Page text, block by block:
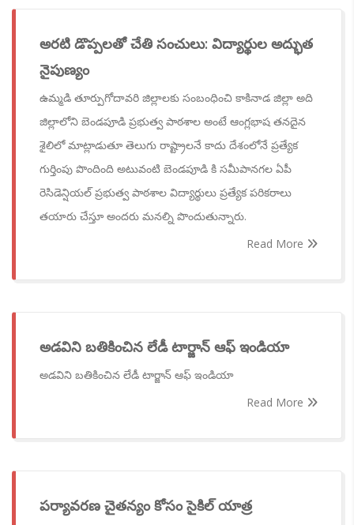
అరటి డొప్పలతో చేతి సంచులు: విద్యార్థుల అద్భుత
నైపుణ్యం
ఉమ్మడి తూర్పుగోదావరి జిల్లాలకు సంబంధించి కాకినాడ జిల్లా అది
జిల్లాలోని బెండపూడి ప్రభుత్వ పాఠశాల అంటే ఆంగ్లభాష తనదైన
శైలిలో మాట్లాడుతూ తెలుగు రాష్ట్రాలనే కాదు దేశంలోనే ప్రత్యేక
గుర్తింపు పొందింది అటువంటి బెండపూడి కి సమీపానగల ఏపీ
రెసిడెన్షియల్ ప్రభుత్వ పాఠశాల విద్యార్థులు ప్రత్యేక పరికరాలు
తయారు చేస్తూ అందరు మనల్ని పొందుతున్నారు.
Read More
అడవిని బతికించిన లేడీ టార్జాన్‌ ఆఫ్‌ ఇండియా
అడవిని బతికించిన లేడీ టార్జాన్‌ ఆఫ్‌ ఇండియా
Read More
పర్యావరణ చైతన్యం కోసం సైకిల్‌ యాత్ర